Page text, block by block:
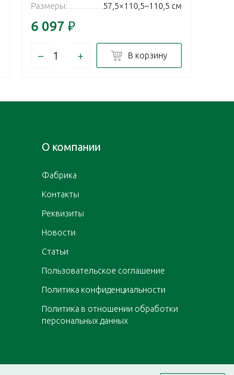
Размеры:
57,5×110,5–110,5 см
6 097 ₽
– + В корзину
О компании
Фабрика
Контакты
Реквизиты
Новости
Статьи
Пользовательское соглашение
Политика конфиденциальности
Политика в отношении обработки
персональных данных